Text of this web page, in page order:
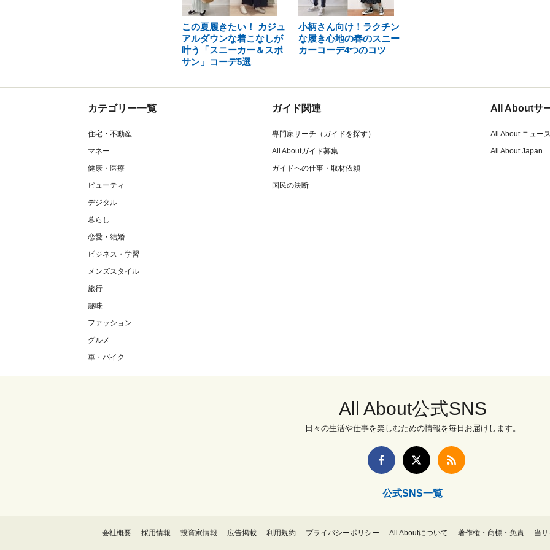
この夏履きたい！ カジュ
アルダウンな着こなしが
叶う「スニーカー＆スポ
サン」コーデ5選
小柄さん向け！ラクチン
な履き心地の春のスニー
カーコーデ4つのコツ
カテゴリー一覧
住宅・不動産
マネー
健康・医療
ビューティ
デジタル
暮らし
恋愛・結婚
ビジネス・学習
メンズスタイル
旅行
趣味
ファッション
グルメ
車・バイク
ガイド関連
専門家サーチ（ガイドを探す）
All Aboutガイド募集
ガイドへの仕事・取材依頼
国民の決断
All Aboutサ
All About ニュー
All About Japan
All About公式SNS
日々の生活や仕事を楽しむための情報を毎日お届けします。
公式SNS一覧
会社概要 採用情報 投資家情報 広告掲載 利用規約 プライバシーポリシー All Aboutについて 著作権・商標・免責 当